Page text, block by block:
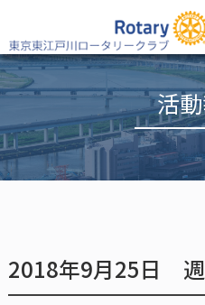
活
2018年9月25日